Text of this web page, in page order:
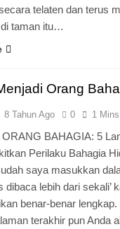
telaten dan terus
taman itu…
Orang
8 Tahun Ago 0 1 Mins
BAHAGIA: 5
Perilaku Bahagia
saya masukkan
dibaca lebih dari sekali’
benar-benar
terakhir pun Anda